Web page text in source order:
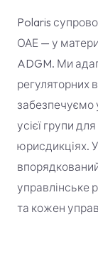
Polaris
ОАЕ — у
ADGM. Ми
регуляторних
забезпечуємо
усієї групи
юрисдикціях.
управлінське
та кожен